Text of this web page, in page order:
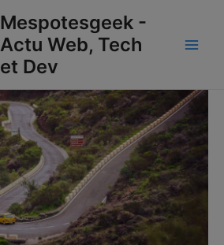
Mespotesgeek -
Actu Web, Tech
et Dev